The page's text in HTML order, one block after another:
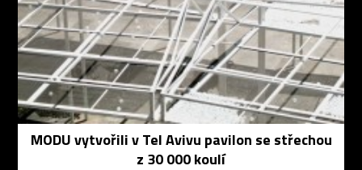
MODU vytvořili v Tel Avivu pavilon se střechou
z 30 000 koulí